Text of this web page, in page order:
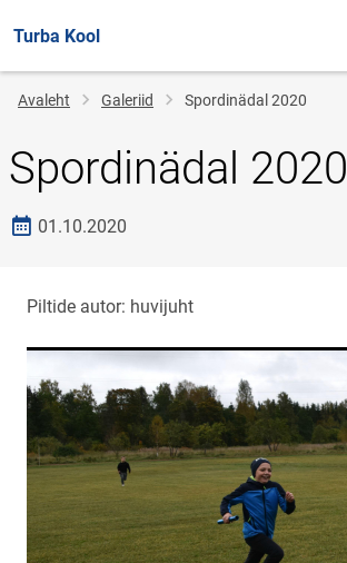
Turba Kool
Jälglink
Avaleht Galeriid Spordinädal 2020
Spordinädal 2020
Loomise kuupäev
01.10.2020
Piltide autor: huvijuht